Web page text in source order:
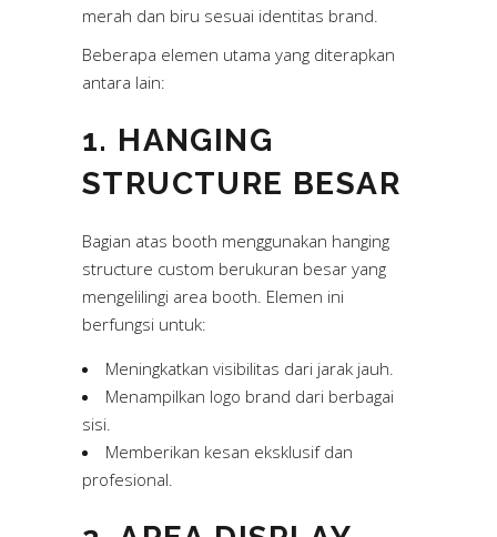
merah dan biru sesuai identitas brand.
Beberapa elemen utama yang diterapkan
antara lain:
1. HANGING
STRUCTURE BESAR
Bagian atas booth menggunakan hanging
structure custom berukuran besar yang
mengelilingi area booth. Elemen ini
berfungsi untuk:
Meningkatkan visibilitas dari jarak jauh.
Menampilkan logo brand dari berbagai
sisi.
Memberikan kesan eksklusif dan
profesional.